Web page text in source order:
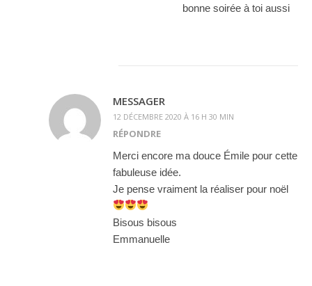
bonne soirée à toi aussi
MESSAGER
12 DÉCEMBRE 2020 À 16 H 30 MIN
RÉPONDRE
Merci encore ma douce Émile pour cette
fabuleuse idée.
Je pense vraiment la réaliser pour noël
Bisous bisous
Emmanuelle